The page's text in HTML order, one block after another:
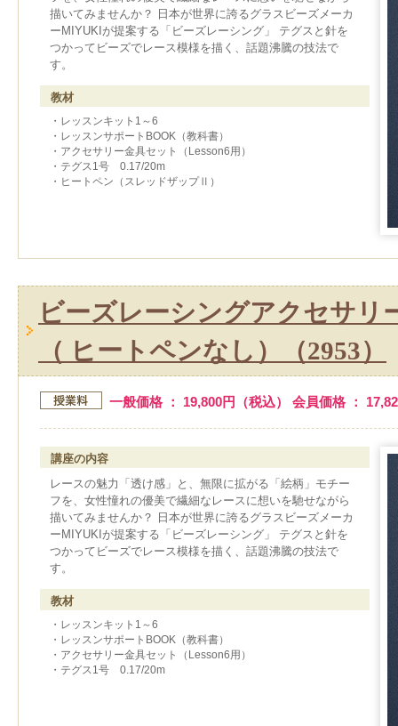
描いてみませんか？ 日本が世界に誇るグラスビーズメーカ
ーMIYUKIが提案する「ビーズレーシング」 テグスと針を
つかってビーズでレース模様を描く、話題沸騰の技法で
す。
教材
・レッスンキット1～6
・レッスンサポートBOOK（教科書）
・アクセサリー金具セット（Lesson6用）
・テグス1号 0.17/20m
・ヒートペン（スレッドザップⅡ）
ビーズレーシングアクセサリ
（ ヒートペンなし）（2953）
一般価格 ： 19,800円（税込） 会員価格 ：
講座の内容
レースの魅力「透け感」と、無限に拡がる「絵柄」モチー
フを、女性憧れの優美で繊細なレースに想いを馳せながら
描いてみませんか？ 日本が世界に誇るグラスビーズメーカ
ーMIYUKIが提案する「ビーズレーシング」 テグスと針を
つかってビーズでレース模様を描く、話題沸騰の技法で
す。
教材
・レッスンキット1～6
・レッスンサポートBOOK（教科書）
・アクセサリー金具セット（Lesson6用）
・テグス1号 0.17/20m